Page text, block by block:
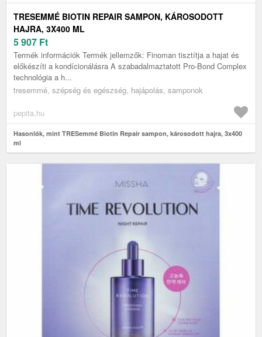
TRESEMMÉ BIOTIN REPAIR SAMPON, KÁROSODOTT
HAJRA, 3X400 ML
5 907 Ft
Termék információk Termék jellemzők: Finoman tisztítja a hajat és
előkészíti a kondícionálásra A szabadalmaztatott Pro-Bond Complex
technológia a h...
tresemmé, szépség és egészség, hajápolás, samponok
pepita.hu
Hasonlók, mint TRESemmé Biotin Repair sampon, károsodott hajra, 3x400
ml